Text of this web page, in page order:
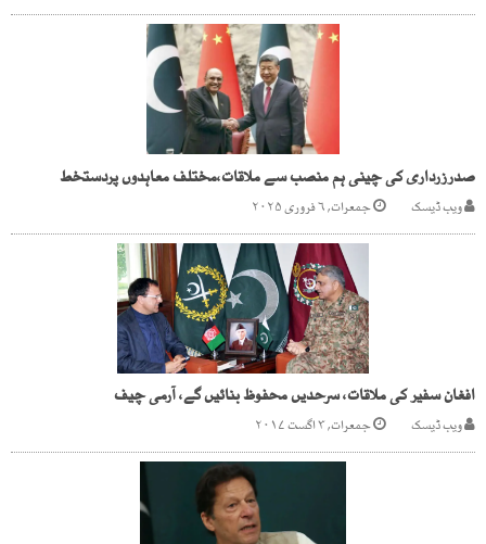
صدرزرداری کی چینی ہم منصب سے ملاقات،مختلف معاہدوں پردستخط
ویب ڈیسک جمعرات, ۶ فروری ۲۰۲۵
افغان سفیر کی ملاقات، سرحدیں محفوظ بنائیں گے، آرمی چیف
ویب ڈیسک جمعرات, ۳ اگست ۲۰۱۷